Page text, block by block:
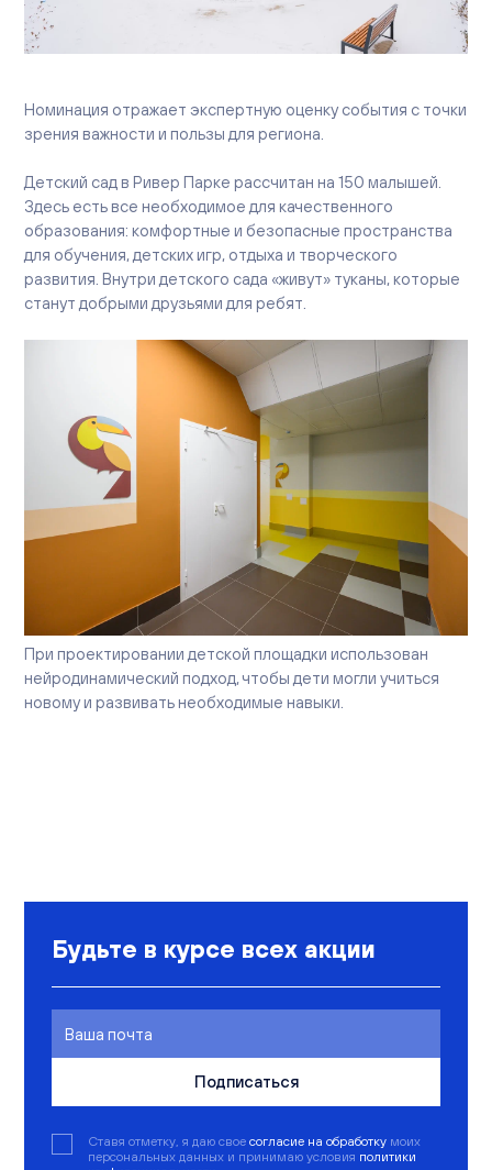
Вакансии
Контакты
Номинация отражает экспертную оценку события с точки
зрения важности и пользы для региона.
Детский сад в Ривер Парке рассчитан на 150 малышей.
Здесь есть все необходимое для качественного
образования: комфортные и безопасные пространства
для обучения, детских игр, отдыха и творческого
развития. Внутри детского сада «живут» туканы, которые
станут добрыми друзьями для ребят.
При проектировании детской площадки использован
нейродинамический подход, чтобы дети могли учиться
новому и развивать необходимые навыки.
Будьте в курсе всех акции
Подписаться
Ставя отметку, я даю свое согласие на обработку моих
персональных данных и принимаю условия политики